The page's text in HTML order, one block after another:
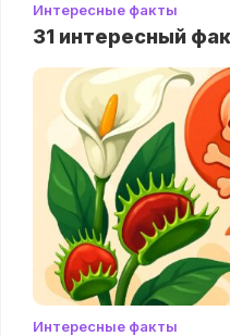
Интересные факты
31 интересный
Интересные факты